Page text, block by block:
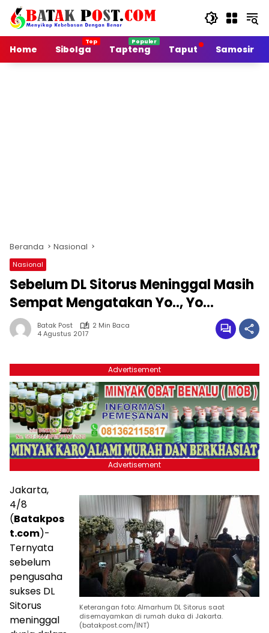
Langsung
konten
Home
Sibolga Tapteng Taput Samosir
Beranda Nasional
Nasional
Sebelum DL Sitorus Meninggal Masih
Sempat Mengatakan Yo.., Yo…
Batak Post
2 Min Baca
4 Agustus 2017
Advertisement
Advertisement
Keterangan foto: Almarhum DL Sitorus saat
disemayamkan di rumah duka di Jakarta.
(batakpost.com/INT)
Jakarta,
4/8
(Batakpos
t.com)-
Ternyata
sebelum
pengusaha
sukses DL
Sitorus
meninggal